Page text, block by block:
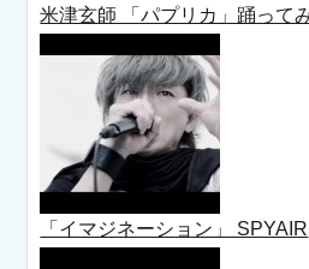
米津玄師 「パプリカ」踊って
「イマジネーション」 SPYAIR